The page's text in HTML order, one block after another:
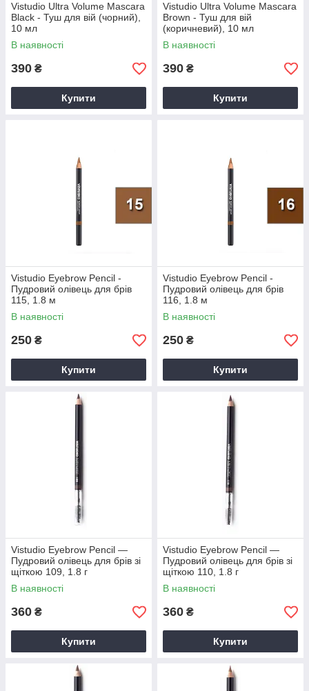
Vistudio Ultra Volume Mascara
Black - Туш для вій (чорний),
10 мл
В наявності
390 ₴
Купити
Vistudio Ultra Volume Mascara
Brown - Туш для вій
(коричневий), 10 мл
В наявності
390 ₴
Купити
Vistudio Eyebrow Pencil -
Пудровий олівець для брів
115, 1.8 м
В наявності
250 ₴
Купити
Vistudio Eyebrow Pencil -
Пудровий олівець для брів
116, 1.8 м
В наявності
250 ₴
Купити
Vistudio Eyebrow Pencil —
Пудровий олівець для брів зі
щіткою 109, 1.8 г
В наявності
360 ₴
Купити
Vistudio Eyebrow Pencil —
Пудровий олівець для брів зі
щіткою 110, 1.8 г
В наявності
360 ₴
Купити